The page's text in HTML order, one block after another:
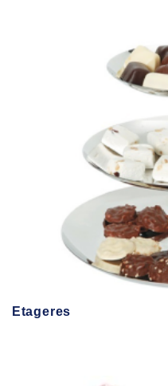
Etageres